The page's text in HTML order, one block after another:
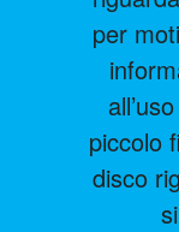
per
piccolo
disco